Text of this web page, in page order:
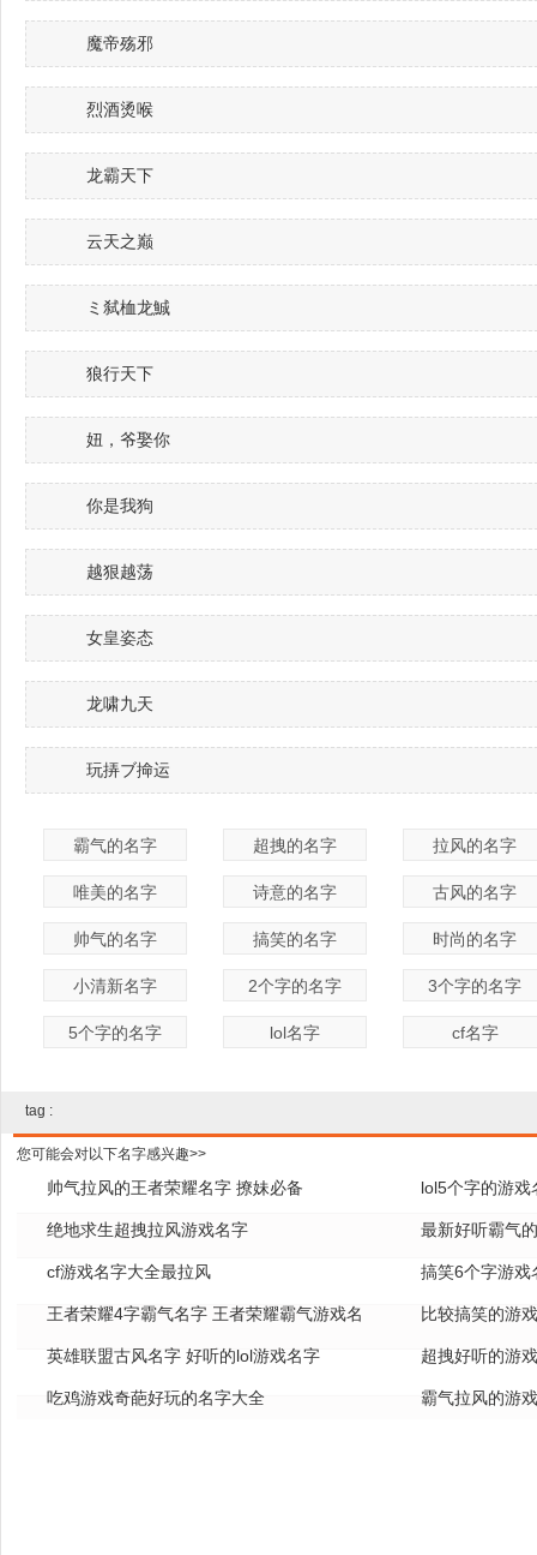
魔帝殇邪
烈酒烫喉
龙霸天下
云天之巅
ミ弑桖龙鯎
狼行天下
妞，爷娶你
你是我狗
越狠越荡
女皇姿态
龙啸九天
玩挵ブ掵运
霸气的名字 超拽的名字 拉风的名字
唯美的名字 诗意的名字 古风的名字
帅气的名字 搞笑的名字 时尚的名字
小清新名字 2个字的名字 3个字的名字
5个字的名字 lol名字 cf名字
tag :
您可能会对以下名字感兴趣>>
帅气拉风的王者荣耀名字 撩妹必备 lol5个字的游
全
绝地求生超拽拉风游戏名字 最新好听霸气
cf游戏名字大全最拉风 搞笑6个字游戏
王者荣耀4字霸气名字 王者荣耀霸气游戏名
字
比较搞笑的游
英雄联盟古风名字 好听的lol游戏名字 超拽好听的游
吃鸡游戏奇葩好玩的名字大全 霸气拉风的游